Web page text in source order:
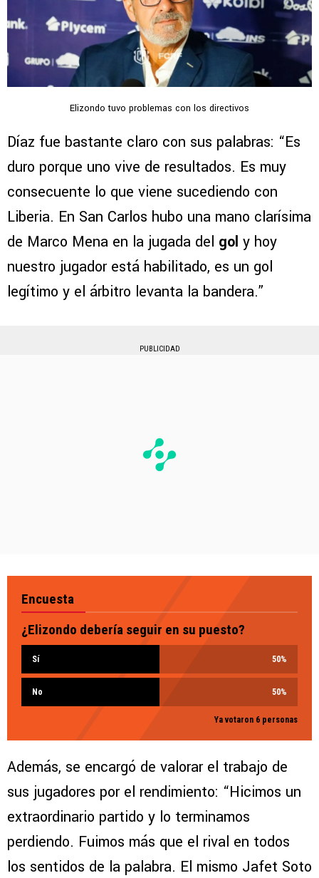
Elizondo tuvo problemas con los directivos
Díaz fue bastante claro con sus palabras: “Es
duro porque uno vive de resultados. Es muy
consecuente lo que viene sucediendo con
Liberia. En San Carlos hubo una mano clarísima
de Marco Mena en la jugada del gol y hoy
nuestro jugador está habilitado, es un gol
legítimo y el árbitro levanta la bandera.”
PUBLICIDAD
Encuesta
¿Elizondo debería seguir en su puesto?
Sí 50%
No 50%
Ya votaron 6 personas
Además, se encargó de valorar el trabajo de
sus jugadores por el rendimiento: “Hicimos un
extraordinario partido y lo terminamos
perdiendo. Fuimos más que el rival en todos
los sentidos de la palabra. El mismo Jafet Soto